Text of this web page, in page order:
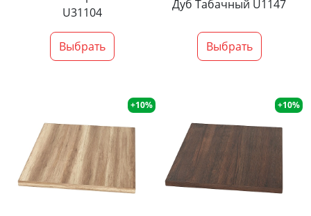
U31104
Выбрать
Дуб Табачный U1147
Выбрать
+10% +10%